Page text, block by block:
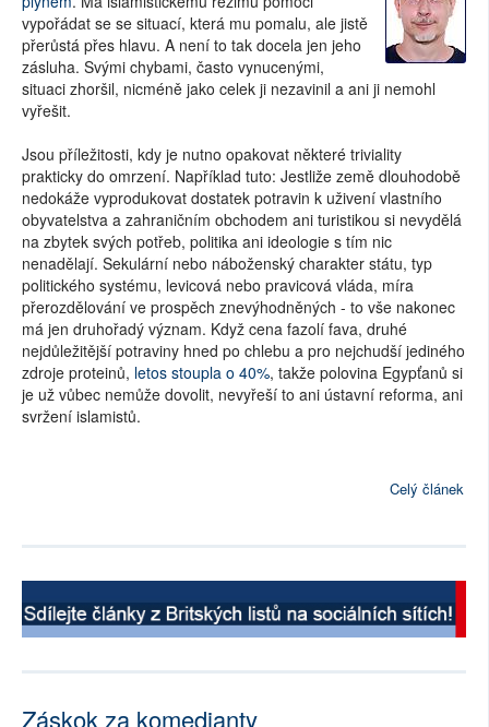
vypořádat se se situací, která mu pomalu, ale jistě
přerůstá přes hlavu. A není to tak docela jen jeho
zásluha. Svými chybami, často vynucenými,
situaci zhoršil, nicméně jako celek ji nezavinil a ani ji nemohl
vyřešit.
Jsou příležitosti, kdy je nutno opakovat některé triviality
prakticky do omrzení. Například tuto: Jestliže země dlouhodobě
nedokáže vyprodukovat dostatek potravin k uživení vlastního
obyvatelstva a zahraničním obchodem ani turistikou si nevydělá
na zbytek svých potřeb, politika ani ideologie s tím nic
nenadělají. Sekulární nebo náboženský charakter státu, typ
politického systému, levicová nebo pravicová vláda, míra
přerozdělování ve prospěch znevýhodněných - to vše nakonec
má jen druhořadý význam. Když cena fazolí fava, druhé
nejdůležitější potraviny hned po chlebu a pro nejchudší jediného
zdroje proteinů, letos stoupla o 40%, takže polovina Egypťanů si
je už vůbec nemůže dovolit, nevyřeší to ani ústavní reforma, ani
svržení islamistů.
Celý článek
Záskok za komedianty